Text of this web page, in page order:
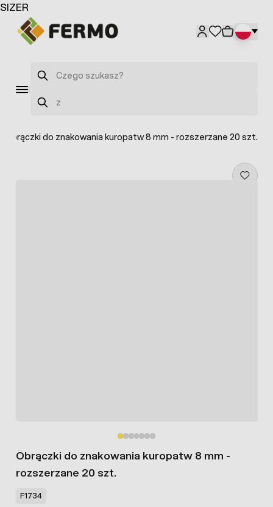
Przejdź do treści
Szukaj
Szukaj
Obrączki do znakowania kuropatw 8 mm - rozszerzane 20 szt.
Obrączki do znakowania kuropatw 8 mm -
rozszerzane 20 szt.
F1734
SIZER